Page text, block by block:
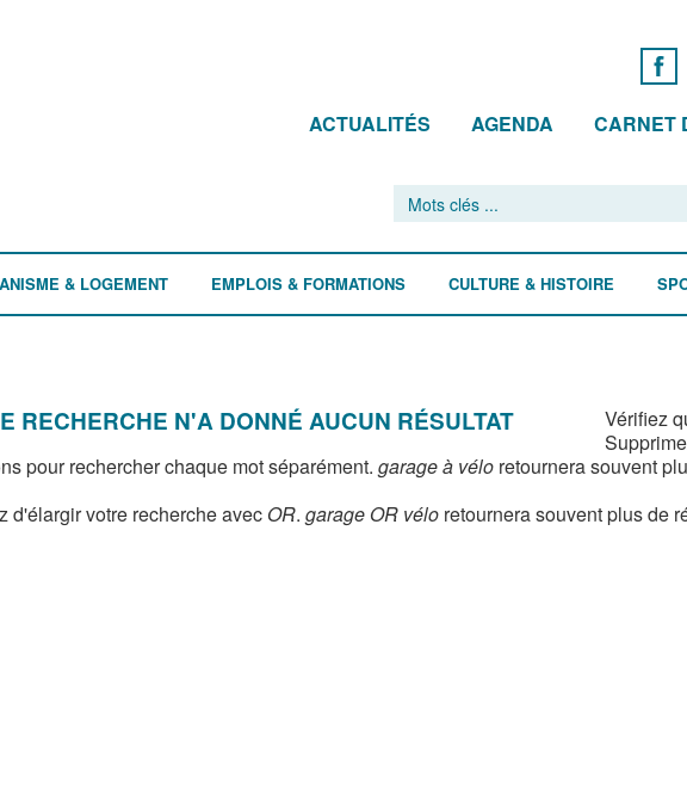
ACTUALITÉS AGENDA CARNET
& LOGEMENT EMPLOIS & FORMATIONS CULTURE & HISTOIRE
RECHERCHE N'A DONNÉ AUCUN RÉSULTAT
Vérifiez
pour rechercher chaque mot séparément. garage à véloretournera souvent
d'élargir votre recherche avec OR. garage OR véloretournera souvent plus de